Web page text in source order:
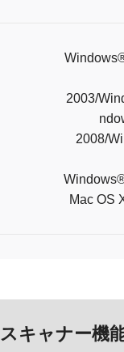
2003/
2008/
Mac OS
スキャナー機